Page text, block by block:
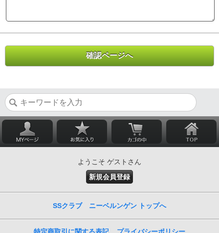
ようこそ ゲストさん
新規会員登録
SSクラブ ニーベルンゲン トップへ